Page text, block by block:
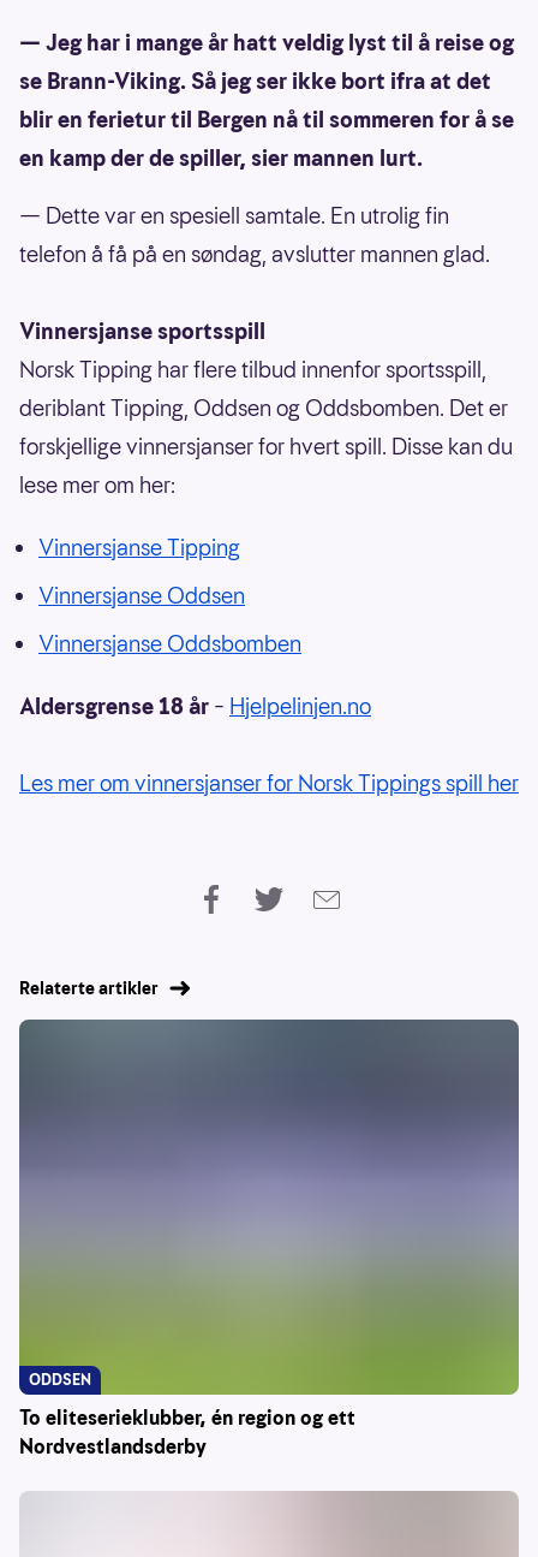
— Jeg har i mange år hatt veldig lyst til å reise og
se Brann-Viking. Så jeg ser ikke bort ifra at det
blir en ferietur til Bergen nå til sommeren for å se
en kamp der de spiller, sier mannen lurt.
— Dette var en spesiell samtale. En utrolig fin
telefon å få på en søndag, avslutter mannen glad.
Vinnersjanse sportsspill
Norsk Tipping har flere tilbud innenfor sportsspill,
deriblant Tipping, Oddsen og Oddsbomben. Det er
forskjellige vinnersjanser for hvert spill. Disse kan du
lese mer om her:
Vinnersjanse Tipping
Vinnersjanse Oddsen
Vinnersjanse Oddsbomben
Aldersgrense 18 år – Hjelpelinjen.no
Les mer om vinnersjanser for Norsk Tippings spill her
Relaterte artikler
To eliteserieklubber, én region og ett
Nordvestlandsderby
ODDSEN